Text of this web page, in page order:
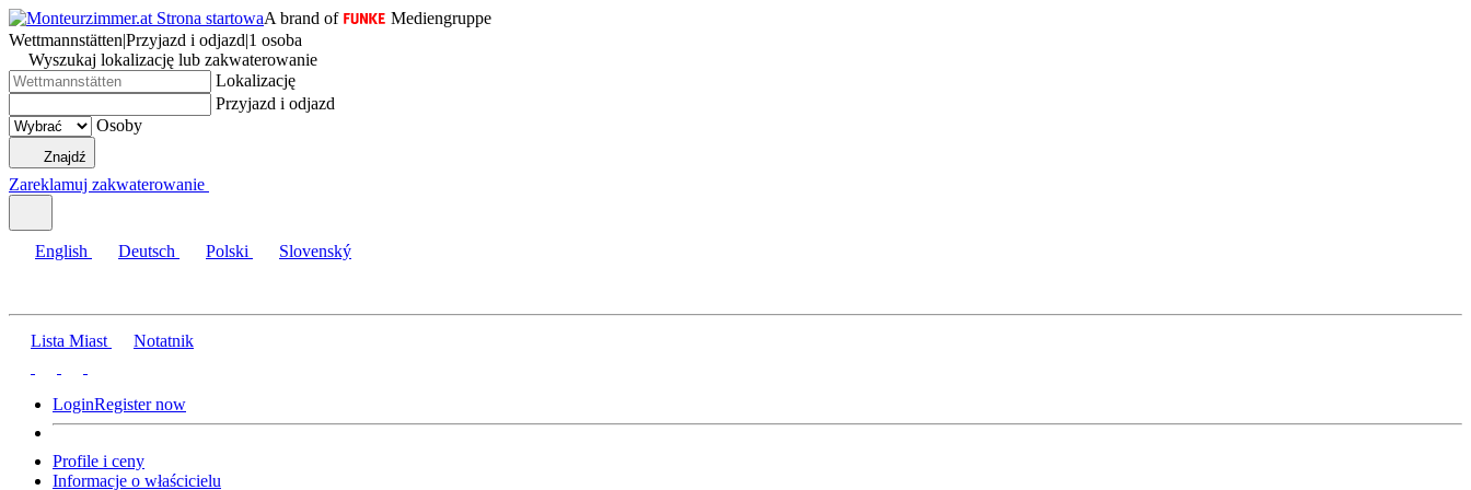
A brand of
Mediengruppe
Wettmannstätten|Przyjazd i odjazd|1 osoba
Wyszukaj lokalizację lub zakwaterowanie
Lokalizację
Przyjazd i odjazd
Osoby
Znajdź
Zareklamuj zakwaterowanie
English Deutsch Polski Slovenský
Lista Miast Notatnik
LoginRegister now
Profile i ceny
Informacje o właścicielu